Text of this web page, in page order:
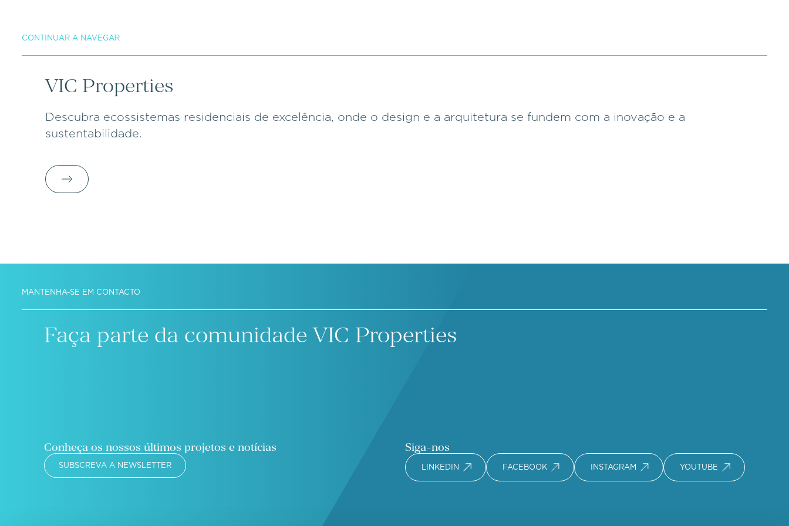
CONTINUAR A NAVEGAR
VIC Properties
Descubra ecossistemas residenciais de excelência, onde o design e a arquitetura se fundem com a inovação e a
sustentabilidade.
MANTENHA-SE EM CONTACTO
Faça parte da comunidade VIC Properties
Conheça os nossos últimos projetos e notícias
SUBSCREVA A NEWSLETTER
Siga-nos
LINKEDIN FACEBOOK INSTAGRAM YOUTUBE